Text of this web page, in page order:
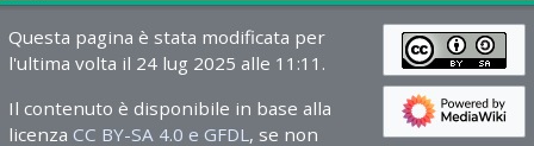
Questa pagina è stata modificata per
l'ultima volta il 24 lug 2025 alle 11:11.
Il contenuto è disponibile in base alla
licenza CC BY-SA 4.0 e GFDL , se non